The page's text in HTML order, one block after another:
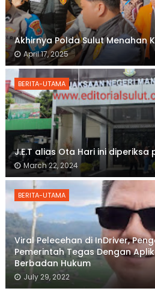
Akhirnya Polda Sulut Menahan
April 17, 2025
BERITA-UTAMA
J.E.T alias Ota Hari ini
March 22, 2024
BERITA-UTAMA
Viral Pelecehan di InDriver,
Pemerintah Tegas Dengan
Berbadan Hukum
July 29, 2022